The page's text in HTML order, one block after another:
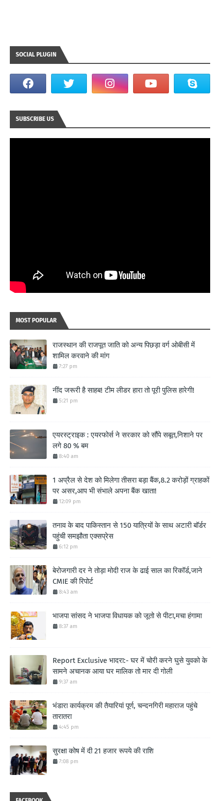
SOCIAL PLUGIN
SUBSCRIBE US
MOST POPULAR
राजस्थान की राजपूत जाति को अन्य पिछड़ा वर्ग ओबीसी में
शामिल करवाने की मांग
7:27 pm
नींद जरूरी है साहब! टीम लीडर हारा तो पूरी पुलिस हारेगी!
5:21 pm
एयरस्ट्राइक : एयरफोर्स ने सरकार को सौंपे सबूत,निशाने पर
लगे 80 % बम
8:40 am
1 अप्रैल से देश को मिलेगा तीसरा बड़ा बैंक,8.2 करोड़ों ग्राहकों
पर असर,आप भी संभाले अपना बैंक खाता!
12:09 pm
तनाव के बाद पाकिस्तान से 150 यात्रियों के साथ अटारी बॉर्डर
पहुंची समझौता एक्सप्रेस
6:12 pm
बेरोजगारी दर ने तोड़ा मोदी राज के ढाई साल का रिकॉर्ड,जाने
CMIE की रिपोर्ट
8:43 am
भाजपा सांसद ने भाजपा विधायक को जूतो से पीटा,मचा हंगामा
8:37 am
Report Exclusive भादरा:- घर में चोरी करने घुसे युवको के
सामने अचानक आया घर मालिक तो मार दी गोली
9:37 am
भंडारा कार्यक्रम की तैयारियां पूर्ण, चन्दनगिरी महाराज पहुंचे
तारातरा
4:45 pm
सुरक्षा कोष में दी 21 हजार रूपये की राशि
7:08 pm